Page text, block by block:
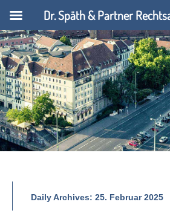
Daily Archives: 25. Februar 2025
Dr. Späth & Partner